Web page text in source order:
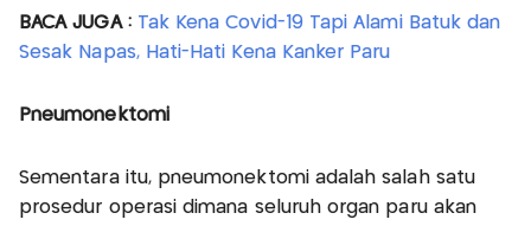
BACA JUGA : Tak Kena Covid-19 Tapi Alami Batuk dan
Sesak Napas, Hati-Hati Kena Kanker Paru
Pneumonektomi
Sementara itu, pneumonektomi adalah salah satu
prosedur operasi dimana seluruh organ paru akan